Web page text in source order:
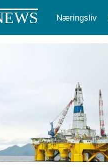
Næringsliv